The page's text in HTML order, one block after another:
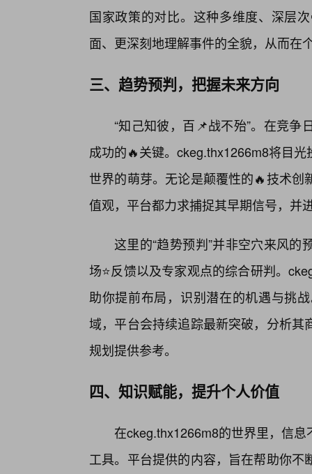
国家政策的对比。这种多维度、深层
面、更深刻地理解事件的全貌，从而在
三、趋势预判，把握未来方向
“知己知彼，百📌战不殆”。在竞
成功的🔥关键。ckeg.thx1266m8将目
世界的萌芽。无论是颠覆性的🔥技术
值观，平台都力求捕捉其早期信号，并
这里的“趋势预判”并非空穴来风
场⭐反馈以及专家观点的综合研判。
助你提前布局，识别潜在的机遇与挑
域，平台会持续追踪最新突破，分析
规划提供参考。
四、知识赋能，提升个人价值
在ckeg.thx1266m8的世界里，信
工具。平台提供的内容，旨在帮助你